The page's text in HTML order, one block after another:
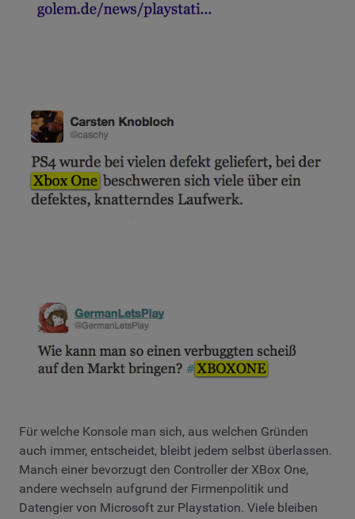
Für welche Konsole man sich, aus welchen Gründen
auch immer, entscheidet, bleibt jedem selbst überlassen.
Manch einer bevorzugt den Controller der XBox One,
andere wechseln aufgrund der Firmenpolitik und
Datengier von Microsoft zur Playstation. Viele bleiben